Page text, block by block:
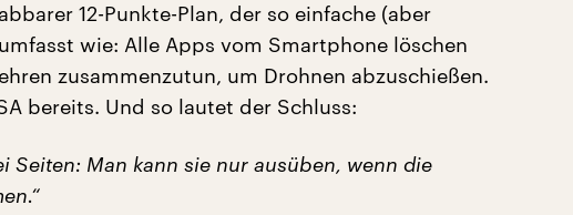
12-Punkte-Plan, der so einfache (aber
wie: Alle Apps vom Smartphone löschen
zusammenzutun, um Drohnen abzuschießen.
bereits. Und so lautet der Schluss:
Seiten: Man kann sie nur ausüben, wenn die